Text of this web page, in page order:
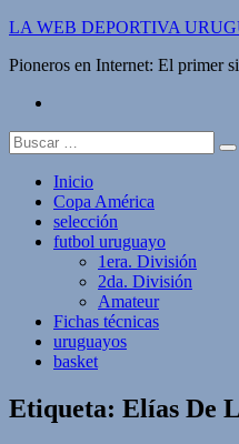
Saltar
contenido
LA WEB DEPORTIVA
Pioneros en Internet: El primer
Buscar:
Inicio
Copa América
selección
futbol uruguayo
1era. División
2da. División
Amateur
Fichas técnicas
uruguayos
basket
Etiqueta: Elías De